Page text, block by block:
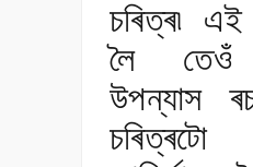
চৰিত্ৰ৷
লৈ তেওঁ
উপন্যাস